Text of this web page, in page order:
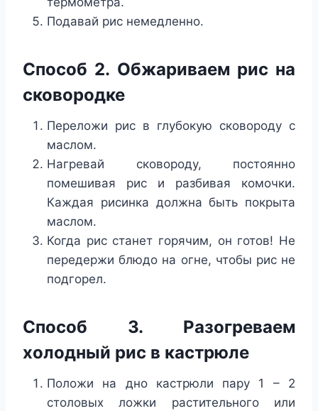
Подавай рис немедленно.
Способ 2. Обжариваем рис на
сковородке
Переложи рис в глубокую сковороду с
маслом.
Нагревай сковороду, постоянно
помешивая рис и разбивая комочки.
Каждая рисинка должна быть покрыта
маслом.
Когда рис станет горячим, он готов! Не
передержи блюдо на огне, чтобы рис не
подгорел.
Способ 3. Разогреваем
холодный рис в кастрюле
Положи на дно кастрюли пару 1 – 2
столовых ложки растительного или